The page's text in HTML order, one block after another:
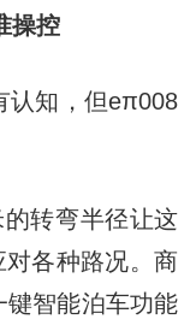
操控
知，但eπ008
转弯半径让这
各种路况。商
键智能泊车功能